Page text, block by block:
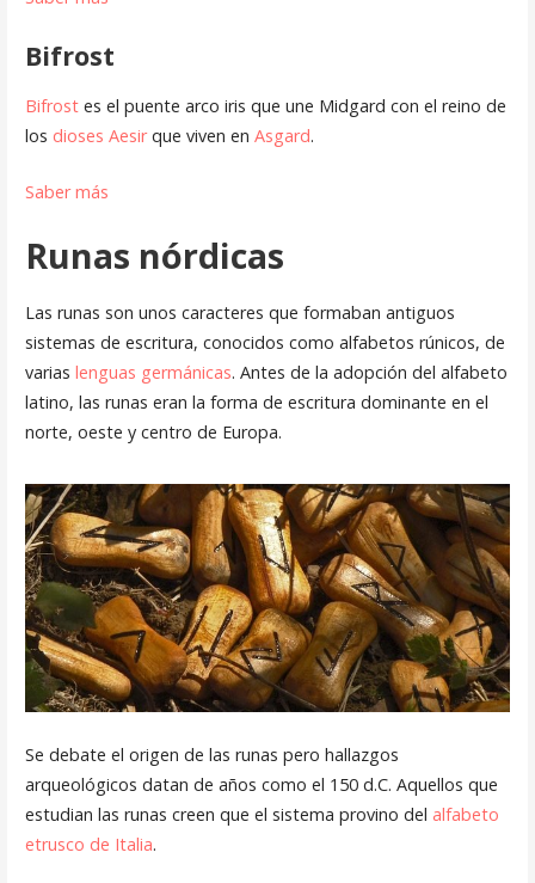
Bifrost
Bifrostes el puente arco iris que une Midgard con el reino de
los dioses Aesirque viven en Asgard.
Saber más
Runas nórdicas
Las runas son unos caracteres que formaban antiguos
sistemas de escritura, conocidos como alfabetos rúnicos, de
varias lenguas germánicas. Antes de la adopción del alfabeto
latino, las runas eran la forma de escritura dominante en el
norte, oeste y centro de Europa.
Se debate el origen de las runas pero hallazgos
arqueológicos datan de años como el 150 d.C. Aquellos que
estudian las runas creen que el sistema provino del alfabeto
etrusco de Italia.